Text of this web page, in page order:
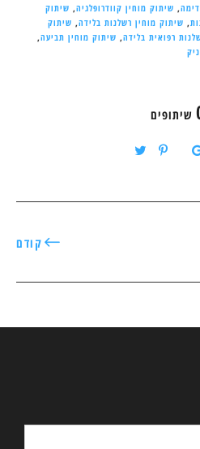
, שיתוק מוחין קוודרופלגיה, שיתוק
, שיתוק מוחין רשלנות בלידה, שיתוק
רפואית בלידה, שיתוק מוחין תביעה,
שיתופים
קודם